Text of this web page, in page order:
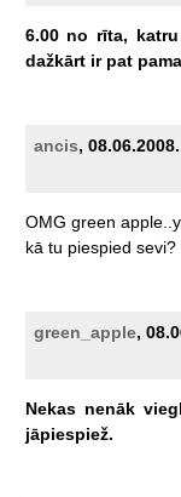
6.00 no rīta, katru
dažkārt ir pat
ancis,
OMG green
kā tu piespied sevi?
green_apple,
Nekas nenāk
jāpiespiež.